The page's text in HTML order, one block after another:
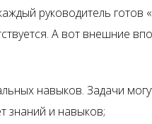
руководитель готов
А вот внешние
навыков. Задачи
знаний и навыков;